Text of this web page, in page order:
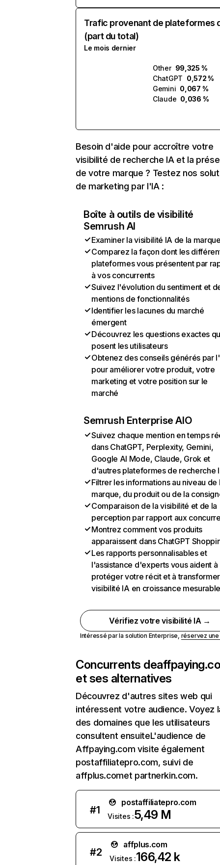
Trafic provenant de plateformes
(part du total)
Le mois dernier
Other 99,325 %
ChatGPT 0,572 %
Gemini 0,067 %
Claude 0,036 %
Besoin d'aide pour accroître votre
visibilité de recherche IA et la
de votre marque ? Testez nos
de marketing par l'IA :
Boîte à outils de visibilité
Semrush AI
Examiner la visibilité IA de la
Comparez la façon dont les
plateformes vous présentent par
à vos concurrents
Suivez l'évolution du sentiment et
mentions de fonctionnalités
Identifier les lacunes du marché
émergent
Découvrez les questions exactes
posent les utilisateurs
Obtenez des conseils générés par
pour améliorer votre produit, votre
marketing et votre position sur le
marché
Semrush Enterprise AIO
Suivez chaque mention en temps
dans ChatGPT, Perplexity, Gemini,
Google AI Mode, Claude, Grok et
d'autres plateformes de recherche
Filtrer les informations au niveau de
marque, du produit ou de la
Comparaison de la visibilité et de la
perception par rapport aux
Montrez comment vos produits
apparaissent dans ChatGPT
Les rapports personnalisables et
l'assistance d'experts vous aident à
protéger votre récit et à
visibilité IA en croissance
Vérifiez votre visibilité IA →
Intéressé par la solution Enterprise, réservez
Concurrents de
et ses alternatives
Découvrez d'autres sites web qui
intéressent votre audience. Voyez
des domaines que les utilisateurs
consultent ensuiteL'audience de
Affpaying.com visite également
postaffiliatepro.com, suivi de
affplus.comet partnerkin.com.
#1
postaffiliatepro.com
Visites :5,49 M
#2
affplus.com
Visites :166,42 k